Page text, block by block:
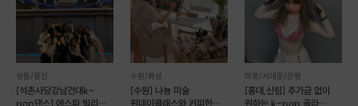
1. 드럼에 대해 소개하기
2. 스틱 잡는 법 배우기
3. 악보 보는 법 배우기
4. 루디먼트 연습
5. 기본 베이직 리듬 연습
6. 루디먼트를 이용한 필인 연습
성동/광진
[석촌사당강남건대k-
pop댄스] 에스파 빌리
수원/화성
[수원] 나뇽 미술
원데이클래스와 커피한잔
마포/서대문/은평
[홍대,신림] 추가금 없이
원하는 k-pop 골라